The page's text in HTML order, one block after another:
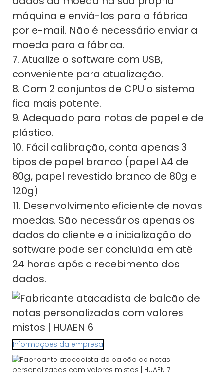
máquina e enviá-los para a fábrica
por e-mail. Não é necessário enviar a
moeda para a fábrica.
7. Atualize o software com USB,
conveniente para atualização.
8. Com 2 conjuntos de CPU o sistema
fica mais potente.
9. Adequado para notas de papel e de
plástico.
10. Fácil calibração, conta apenas 3
tipos de papel branco (papel A4 de
80g, papel revestido branco de 80g e
120g)
11. Desenvolvimento eficiente de novas
moedas. São necessários apenas os
dados do cliente e a inicialização do
software pode ser concluída em até
24 horas após o recebimento dos
dados.
Informações da empresa